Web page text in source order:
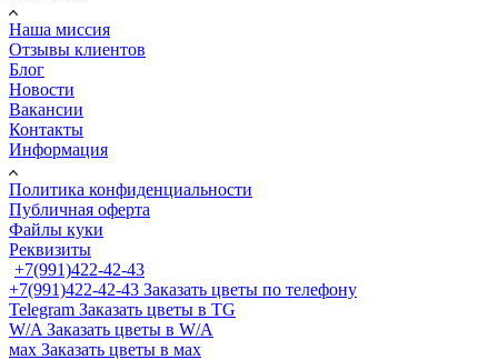
Наша миссия
Отзывы клиентов
Блог
Новости
Вакансии
Контакты
Информация
Политика конфиденциальности
Публичная оферта
Файлы куки
Реквизиты
+7(991)422-42-43
+7(991)422-42-43 Заказать цветы по телефону
Telegram Заказать цветы в TG
W/A Заказать цветы в W/A
мах Заказать цветы в мах